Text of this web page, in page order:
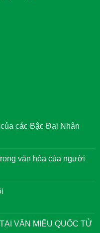
các Bậc Đại Nhân
văn hóa của người
VĂN MIẾU QUỐC TỬ